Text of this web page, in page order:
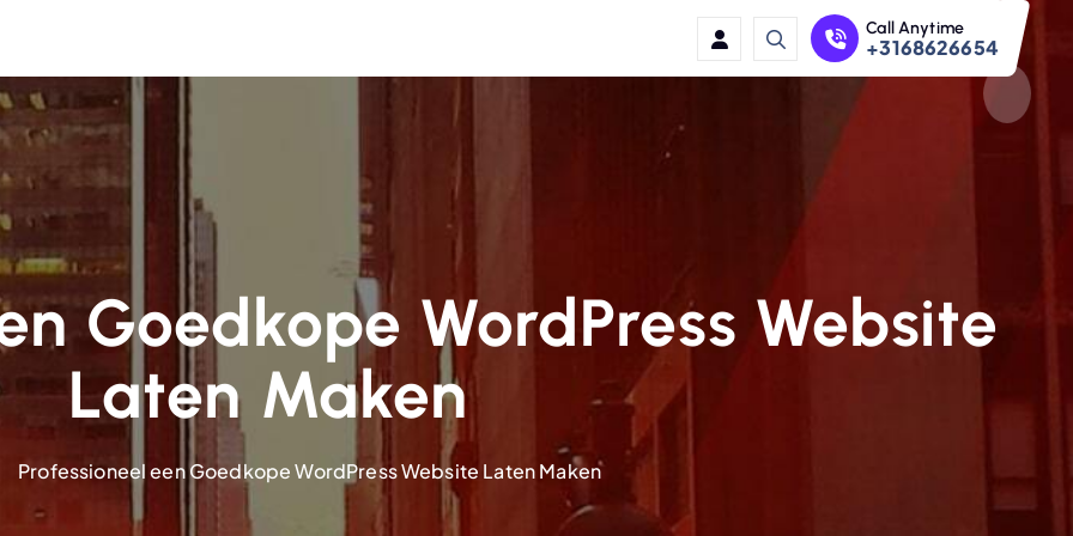
Call Anytime
+3168626654
Goedkope WordPress Website
Laten Maken
Professioneel een Goedkope WordPress Website Laten Maken